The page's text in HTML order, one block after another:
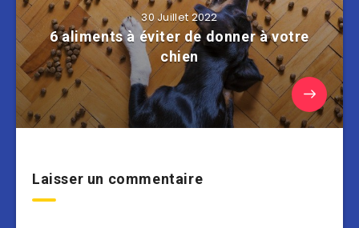
30 Juillet 2022
6 aliments à éviter de donner à votre
chien
Laisser un commentaire